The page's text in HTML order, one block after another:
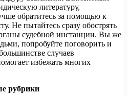
литературу,
обратитесь за помощью к
Не пытайтесь сразу обострять
судебной инстанции. Вы же
попробуйте поговорить и
случаев
избежать многих
рубрики